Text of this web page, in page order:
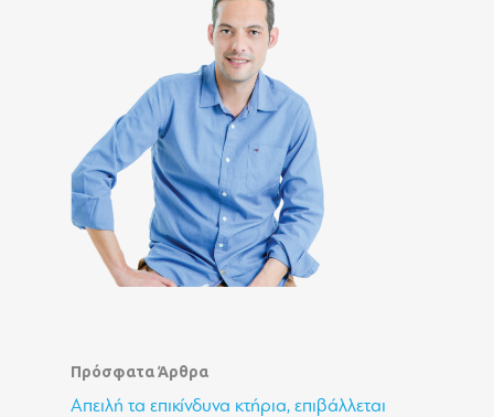
Πρόσφατα Άρθρα
Απειλή τα επικίνδυνα κτήρια, επιβάλλεται